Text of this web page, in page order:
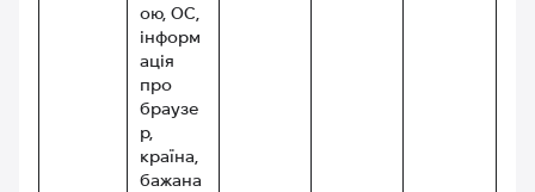
ою, ОС,
інформ
ація
про
браузе
р,
країна,
бажана